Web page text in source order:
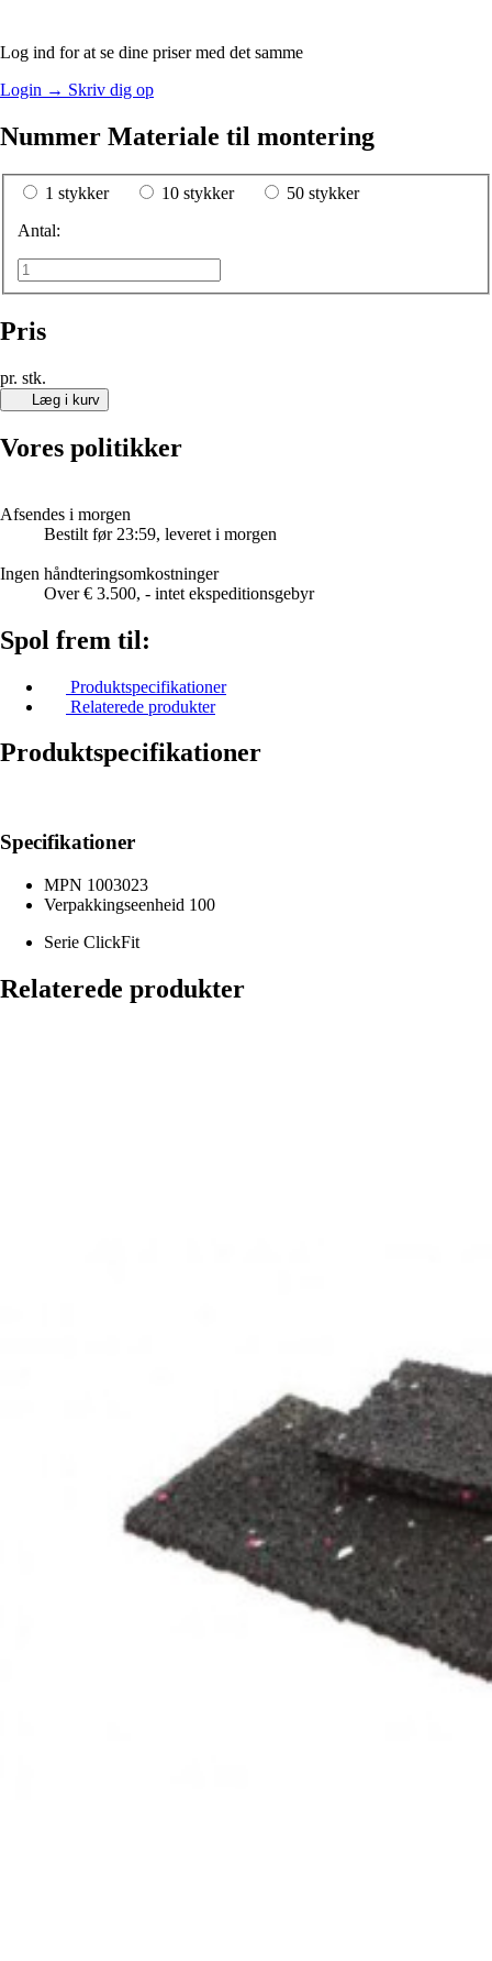
Log ind for at se dine priser med det samme
Login → Skriv dig op
Nummer Materiale til montering
1 stykker 10 stykker
50 stykker
Antal:
Pris
pr. stk.
Læg i kurv
Vores politikker
Afsendes i morgen
Bestilt før 23:59, leveret i morgen
Ingen håndteringsomkostninger
Over € 3.500, - intet ekspeditionsgebyr
Spol frem til:
Produktspecifikationer
Relaterede produkter
Produktspecifikationer
Specifikationer
MPN 1003023
Verpakkingseenheid 100
Serie ClickFit
Relaterede produkter